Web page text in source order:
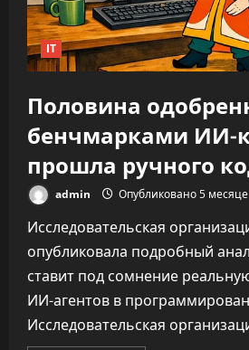
346%
IT
Половина
бенчмарками ИИ-
прошла ручного
admin Опубликовано 5
Исследовательская
опубликовала подробный
ставит под сомнение
ИИ-агентов в
Исследовательская